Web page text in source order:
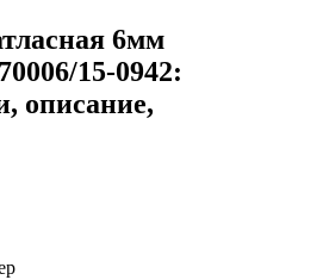
6мм
15-0942:
описание,